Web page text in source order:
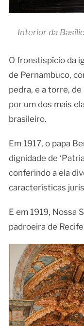
Interior da
O fronstispício da
de Pernambuco,
pedra, e a torre,
por um dos mais
brasileiro.
Em 1917, o papa
dignidade de
conferindo a ela
características
E em 1919, Nossa
padroeira de